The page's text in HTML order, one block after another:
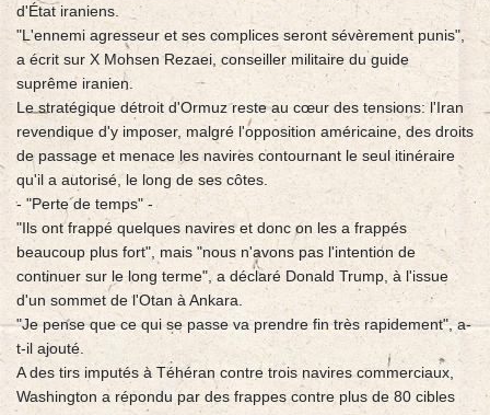
d'État iraniens.
"L'ennemi agresseur et ses complices seront sévèrement punis",
a écrit sur X Mohsen Rezaei, conseiller militaire du guide
suprême iranien.
Le stratégique détroit d'Ormuz reste au cœur des tensions: l'Iran
revendique d'y imposer, malgré l'opposition américaine, des droits
de passage et menace les navires contournant le seul itinéraire
qu'il a autorisé, le long de ses côtes.
- "Perte de temps" -
"Ils ont frappé quelques navires et donc on les a frappés
beaucoup plus fort", mais "nous n'avons pas l'intention de
continuer sur le long terme", a déclaré Donald Trump, à l'issue
d'un sommet de l'Otan à Ankara.
"Je pense que ce qui se passe va prendre fin très rapidement", a-
t-il ajouté.
A des tirs imputés à Téhéran contre trois navires commerciaux,
Washington a répondu par des frappes contre plus de 80 cibles